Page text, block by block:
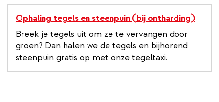
Ophaling tegels en steenpuin (bij ontharding)
Breek je tegels uit om ze te vervangen door
groen? Dan halen we de tegels en bijhorend
steenpuin gratis op met onze tegeltaxi.